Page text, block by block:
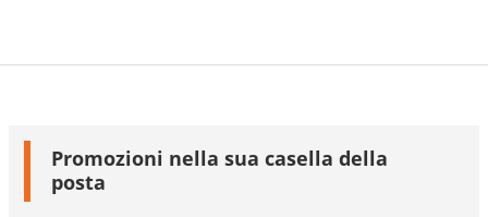
Promozioni nella sua casella della
posta